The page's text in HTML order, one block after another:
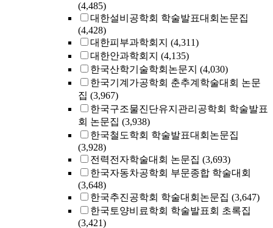
(4,485)
대한설비공학회 학술발표대회논문집
(4,428)
대한피부과학회지 (4,311)
대한안과학회지 (4,135)
한국산학기술학회논문지 (4,030)
한국기계가공학회 춘추계학술대회 논문
집 (3,967)
한국구조물진단유지관리공학회 학술발표
회 논문집 (3,938)
한국철도학회 학술발표대회논문집
(3,928)
전력전자학술대회 논문집 (3,693)
한국자동차공학회 부문종합 학술대회
(3,648)
한국추진공학회 학술대회논문집 (3,647)
한국토양비료학회 학술발표회 초록집
(3,421)